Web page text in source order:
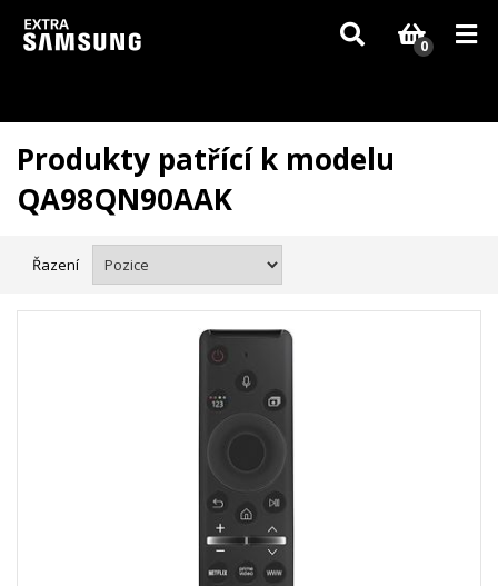
Vzhledem k aktuální situaci se může dodání dílů, které nejsou skladem,
zpozdit. Děkujeme za pochopení.
0
Produkty patřící k modelu
QA98QN90AAK
Řazení